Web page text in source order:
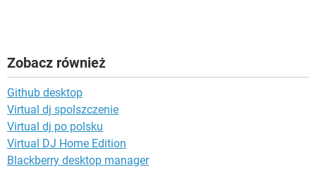
Zobacz również
Github desktop
Virtual dj spolszczenie
Virtual dj po polsku
Virtual DJ Home Edition
Blackberry desktop manager